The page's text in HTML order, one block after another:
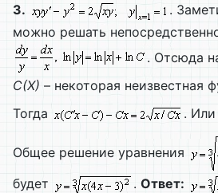
3. .
можно решать
. Отсюда
C(X) – некоторая неизвестная
Тогда
. Или
Общее решение уравнения
будет
. Ответ: